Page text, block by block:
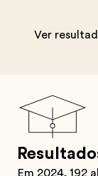
Ver
Em 2024, 192